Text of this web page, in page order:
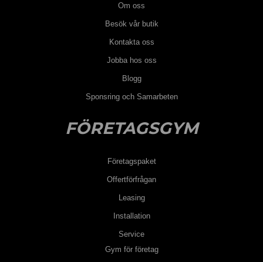
Om oss
Besök vår butik
Kontakta oss
Jobba hos oss
Blogg
Sponsring och Samarbeten
FÖRETAGSGYM
Företagspaket
Offertförfrågan
Leasing
Installation
Service
Gym för företag